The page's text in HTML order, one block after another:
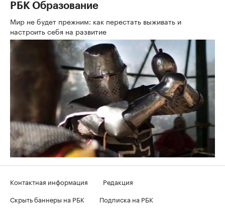
РБК Образование
Мир не будет прежним: как перестать выживать и
настроить себя на развитие
Контактная информация
Редакция
Скрыть баннеры на РБК
Подписка на РБК